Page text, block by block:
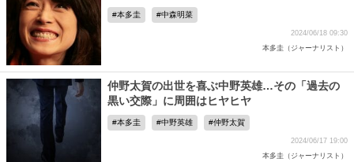
本多圭 中森明菜
2024/06/18 09:30
本多圭（ジャーナリスト）
仲野太賀の出世を喜ぶ中野英雄…その「過去の
黒い交際」に周囲はヒヤヒヤ
本多圭 中野英雄 仲野太賀
2024/06/17 19:00
本多圭（ジャーナリスト）